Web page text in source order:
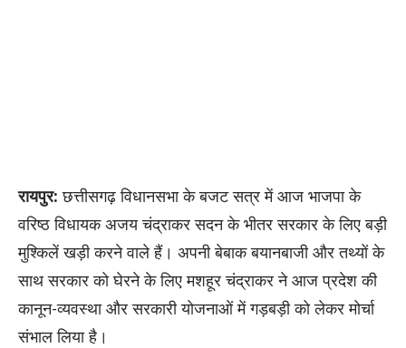
रायपुर: छत्तीसगढ़ विधानसभा के बजट सत्र में आज भाजपा के
वरिष्ठ विधायक अजय चंद्राकर सदन के भीतर सरकार के लिए बड़ी
मुश्किलें खड़ी करने वाले हैं। अपनी बेबाक बयानबाजी और तथ्यों के
साथ सरकार को घेरने के लिए मशहूर चंद्राकर ने आज प्रदेश की
कानून-व्यवस्था और सरकारी योजनाओं में गड़बड़ी को लेकर मोर्चा
संभाल लिया है।